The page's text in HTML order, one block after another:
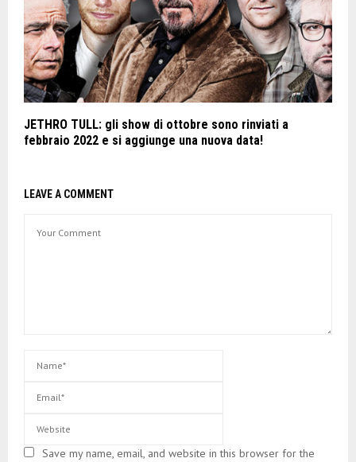
JETHRO TULL: gli show di ottobre sono rinviati a
febbraio 2022 e si aggiunge una nuova data!
LEAVE A COMMENT
Save my name, email, and website in this browser for the